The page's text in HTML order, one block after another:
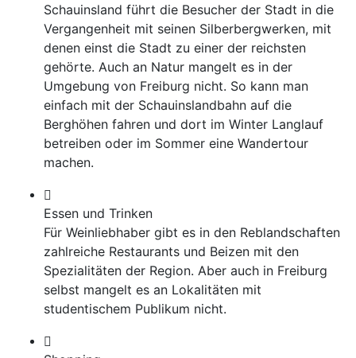
Schauinsland führt die Besucher der Stadt in die
Vergangenheit mit seinen Silberbergwerken, mit
denen einst die Stadt zu einer der reichsten
gehörte. Auch an Natur mangelt es in der
Umgebung von Freiburg nicht. So kann man
einfach mit der Schauinslandbahn auf die
Berghöhen fahren und dort im Winter Langlauf
betreiben oder im Sommer eine Wandertour
machen.
Essen und Trinken
Für Weinliebhaber gibt es in den Reblandschaften
zahlreiche Restaurants und Beizen mit den
Spezialitäten der Region. Aber auch in Freiburg
selbst mangelt es an Lokalitäten mit
studentischem Publikum nicht.